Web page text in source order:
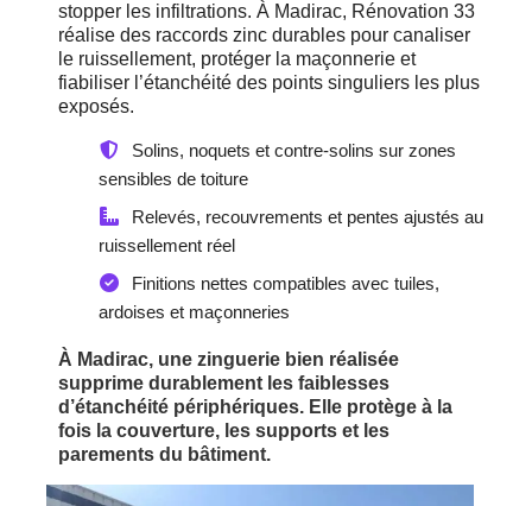
stopper les infiltrations. À Madirac, Rénovation 33
réalise des raccords zinc durables pour canaliser
le ruissellement, protéger la maçonnerie et
fiabiliser l’étanchéité des points singuliers les plus
exposés.
Solins, noquets et contre-solins sur zones
sensibles de toiture
Relevés, recouvrements et pentes ajustés au
ruissellement réel
Finitions nettes compatibles avec tuiles,
ardoises et maçonneries
À Madirac, une zinguerie bien réalisée
supprime durablement les faiblesses
d’étanchéité périphériques. Elle protège à la
fois la couverture, les supports et les
parements du bâtiment.